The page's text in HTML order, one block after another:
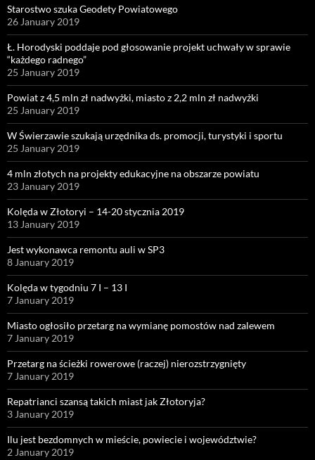
Starostwo szuka Geodety Powiatowego
26 January 2019
Ł. Horodyski poddaje pod głosowanie projekt uchwały w sprawie
“każdego radnego”
25 January 2019
Powiat z 4,5 mln zł nadwyżki, miasto z 2,2 mln zł nadwyżki
25 January 2019
W Świerzawie szukają urzędnika ds. promocji, turystyki i sportu
25 January 2019
4 mln złotych na projekty edukacyjne na obszarze powiatu
23 January 2019
Kolęda w Złotoryi – 14-20 stycznia 2019
13 January 2019
Jest wykonawca remontu auli w SP3
8 January 2019
Kolęda w tygodniu 7 I – 13 I
7 January 2019
Miasto ogłosiło przetarg na wymianę pomostów nad zalewem
7 January 2019
Przetarg na ścieżki rowerowe (raczej) nierozstrzygnięty
7 January 2019
Repatrianci szansą takich miast jak Złotoryja?
3 January 2019
Ilu jest bezdomnych w mieście, powiecie i województwie?
2 January 2019